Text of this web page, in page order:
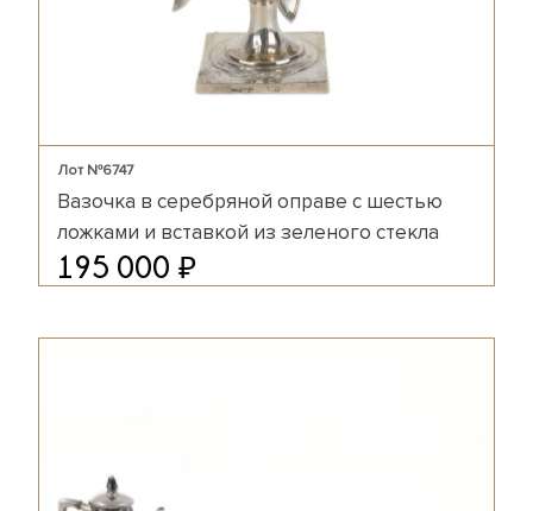
Лот №6747
Вазочка в серебряной оправе с шестью
ложками и вставкой из зеленого стекла
195 000 ₽